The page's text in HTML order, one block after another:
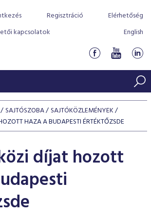
Regisztráció
Elérhetőség
kapcsolatok
English
indexek
indexek
vállalati kötvény tőzsdei bevezetését
egyszerűen
SAJTÓSZOBA SAJTÓKÖZLEMÉNYEK
HAZA A BUDAPESTI ÉRTÉKTŐZSDE
díjat hozott